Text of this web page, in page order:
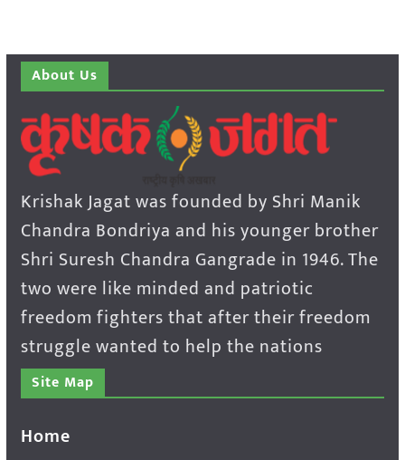
About Us
Krishak Jagat was founded by Shri Manik
Chandra Bondriya and his younger brother
Shri Suresh Chandra Gangrade in 1946. The
two were like minded and patriotic
freedom fighters that after their freedom
struggle wanted to help the nations
Site Map
Home